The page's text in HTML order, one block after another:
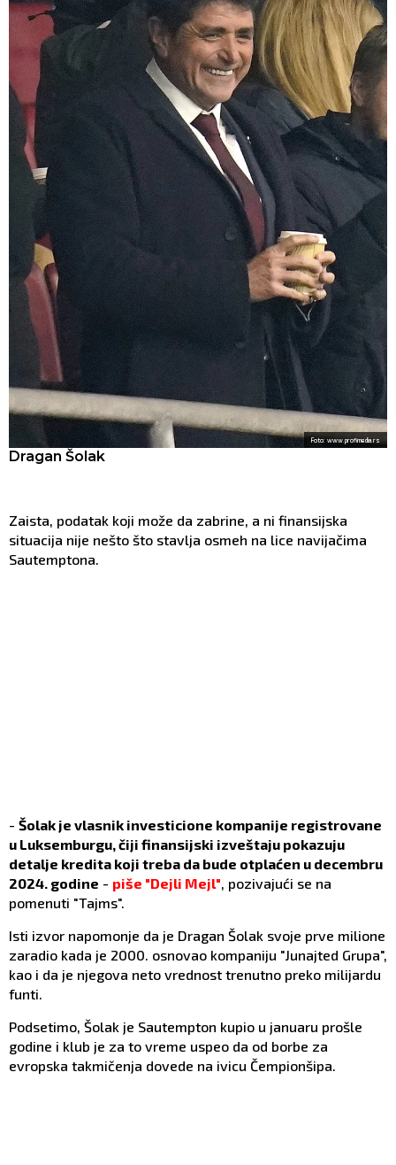
Foto: www.profimedia.rs
Dragan Šolak
Zaista, podatak koji može da zabrine, a ni finansijska
situacija nije nešto što stavlja osmeh na lice navijačima
Sautemptona.
- Šolak je vlasnik investicione kompanije registrovane
u Luksemburgu, čiji finansijski izveštaju pokazuju
detalje kredita koji treba da bude otplaćen u decembru
2024. godine - piše "Dejli Mejl", pozivajući se na
pomenuti "Tajms".
Isti izvor napomonje da je Dragan Šolak svoje prve milione
zaradio kada je 2000. osnovao kompaniju "Junajted Grupa",
kao i da je njegova neto vrednost trenutno preko milijardu
funti.
Podsetimo, Šolak je Sautempton kupio u januaru prošle
godine i klub je za to vreme uspeo da od borbe za
evropska takmičenja dovede na ivicu Čempionšipa.